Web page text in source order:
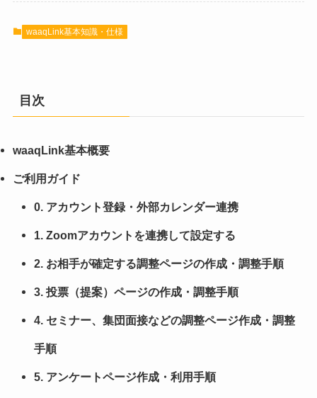
waaqLink基本知識・仕様
目次
waaqLink基本概要
ご利用ガイド
0. アカウント登録・外部カレンダー連携
1. Zoomアカウントを連携して設定する
2. お相手が確定する調整ページの作成・調整手順
3. 投票（提案）ページの作成・調整手順
4. セミナー、集団面接などの調整ページ作成・調整
手順
5. アンケートページ作成・利用手順